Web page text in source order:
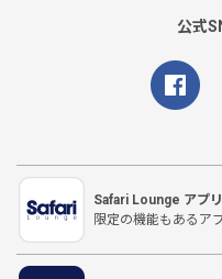
公式
Safari Lounge アプリ
限定の機能もあるア